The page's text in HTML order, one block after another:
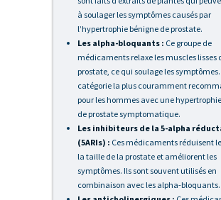
à soulager les symptômes causés par
l’hypertrophie bénigne de prostate.
Les alpha-bloquants : Ce groupe de
médicaments relaxe les muscles lisses
prostate, ce qui soulage les symptômes.
catégorie la plus couramment
pour les hommes avec une
de prostate symptomatique.
Les inhibiteurs de la 5-alpha
(5ARIs) : Ces médicaments réduisent
la taille de la prostate et améliorent les
symptômes. Ils sont souvent utilisés en
combinaison avec les alpha-bloquants.